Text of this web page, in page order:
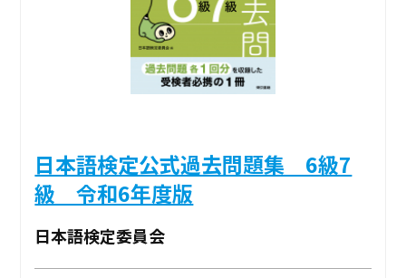
日本語検定公式過去問題集 6級7
級 令和6年度版
日本語検定委員会